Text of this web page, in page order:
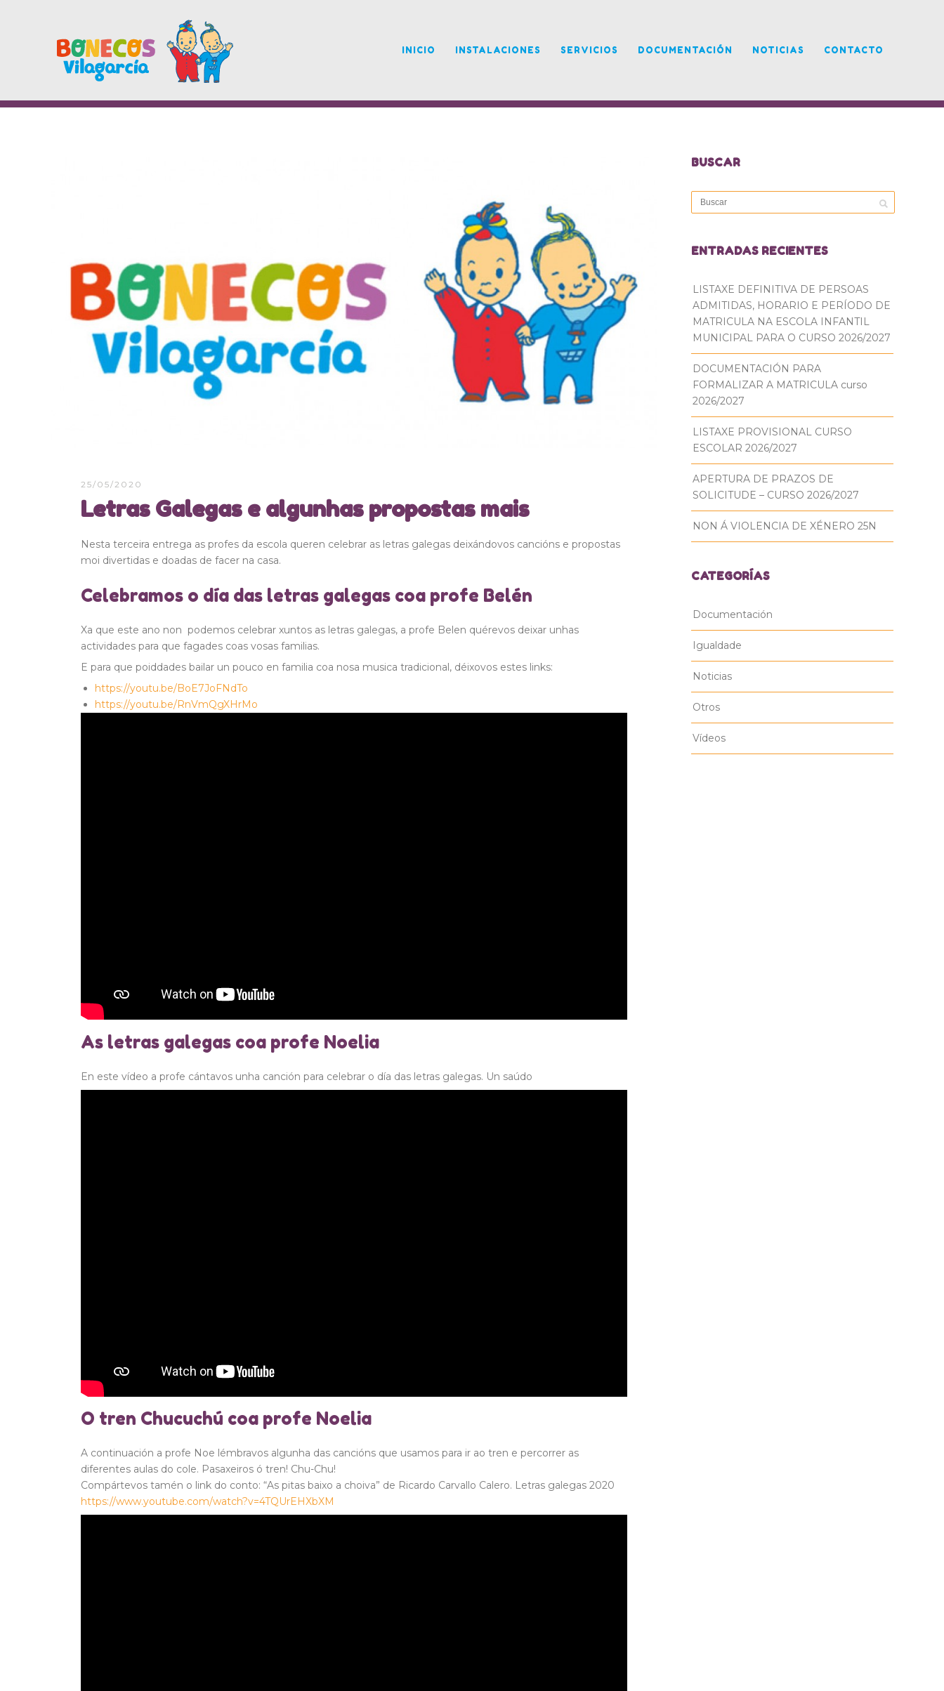
INICIO INSTALACIONES SERVICIOS DOCUMENTACIÓN NOTICIAS CONTACTO
25/05/2020
Letras Galegas e algunhas propostas mais
Nesta terceira entrega as profes da escola queren celebrar as letras galegas deixándovos cancións e propostas
moi divertidas e doadas de facer na casa.
Celebramos o día das letras galegas coa profe Belén
Xa que este ano non podemos celebrar xuntos as letras galegas, a profe Belen quérevos deixar unhas
actividades para que fagades coas vosas familias.
E para que poiddades bailar un pouco en familia coa nosa musica tradicional, déixovos estes links:
https://youtu.be/BoE7JoFNdTo
https://youtu.be/RnVmQgXHrMo
As letras galegas coa profe Noelia
En este vídeo a profe cántavos unha canción para celebrar o día das letras galegas. Un saúdo
O tren Chucuchú coa profe Noelia
A continuación a profe Noe lémbravos algunha das cancións que usamos para ir ao tren e percorrer as
diferentes aulas do cole. Pasaxeiros ó tren! Chu-Chu!
Compártevos tamén o link do conto: “As pitas baixo a choiva” de Ricardo Carvallo Calero. Letras galegas 2020
https://www.youtube.com/watch?v=4TQUrEHXbXM
BUSCAR
ENTRADAS RECIENTES
LISTAXE DEFINITIVA DE PERSOAS
ADMITIDAS, HORARIO E PERÍODO DE
MATRICULA NA ESCOLA INFANTIL
MUNICIPAL PARA O CURSO 2026/2027
DOCUMENTACIÓN PARA
FORMALIZAR A MATRICULA curso
2026/2027
LISTAXE PROVISIONAL CURSO
ESCOLAR 2026/2027
APERTURA DE PRAZOS DE
SOLICITUDE – CURSO 2026/2027
NON Á VIOLENCIA DE XÉNERO 25N
CATEGORÍAS
Documentación
Igualdade
Noticias
Otros
Vídeos